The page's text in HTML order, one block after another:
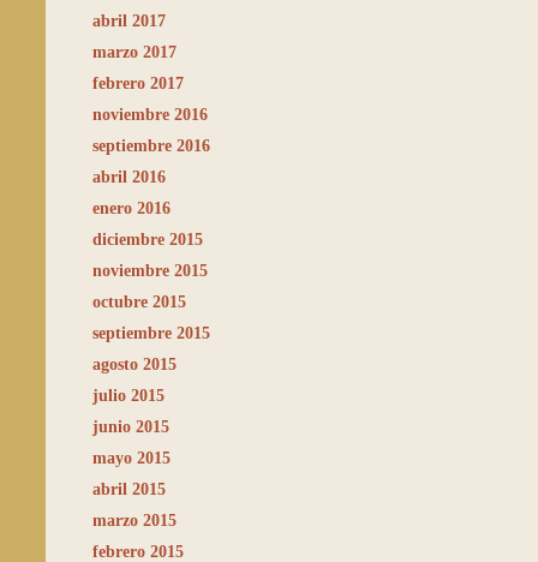
abril 2017
marzo 2017
febrero 2017
noviembre 2016
septiembre 2016
abril 2016
enero 2016
diciembre 2015
noviembre 2015
octubre 2015
septiembre 2015
agosto 2015
julio 2015
junio 2015
mayo 2015
abril 2015
marzo 2015
febrero 2015